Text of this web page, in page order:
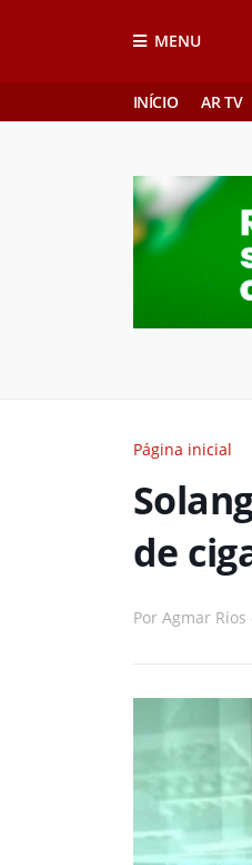
MENU
INÍCIO AR TV
Página inicial
de
Por Agmar Rios